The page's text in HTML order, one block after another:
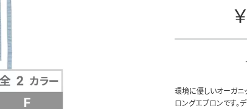
環境に優しいオーガニ
ロングエプロンです。